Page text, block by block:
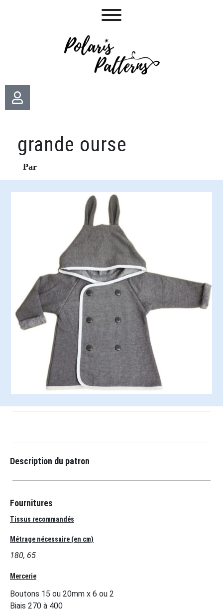
grande ourse
Par
Description du patron
Fournitures
Tissus recommandés
Métrage nécessaire (en cm)
180, 65
Mercerie
Boutons 15 ou 20mm x 6 ou 2
Biais 270 à 400